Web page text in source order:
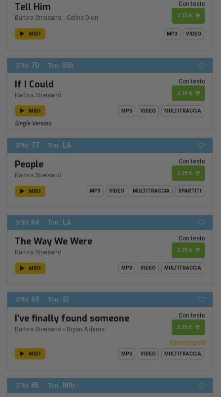
Tell Him
Barbra Streisand - Celine Dion
Con testo
2,19 €
MIDI MP3 VIDEO
BPM: 70 Ton.: SIb
If I Could
Barbra Streisand
Con testo
2,19 €
MIDI MP3 VIDEO MULTITRACCIA
Single Version
BPM: 77 Ton.: LA
People
Barbra Streisand
Con testo
2,19 €
MIDI MP3 VIDEO MULTITRACCIA SPARTITI
BPM: 64 Ton.: LA
The Way We Were
Barbra Streisand
Con testo
2,19 €
MIDI MP3 VIDEO MULTITRACCIA
BPM: 69 Ton.: SI
I've finally found someone
Barbra Streisand - Bryan Adams
Con testo
2,19 €
Remastered
MIDI MP3 VIDEO MULTITRACCIA
BPM: 85 Ton.: MIb -